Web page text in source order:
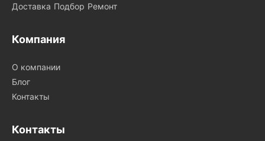
Доставка Подбор Ремонт
Компания
О компании
Блог
Контакты
Контакты